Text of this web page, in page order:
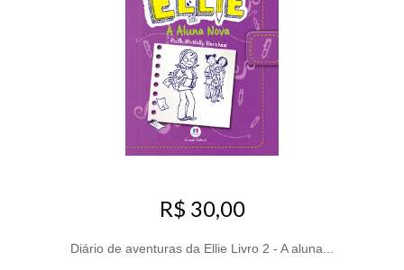
R$ 30,00
Diário de aventuras da Ellie Livro 2 - A aluna...